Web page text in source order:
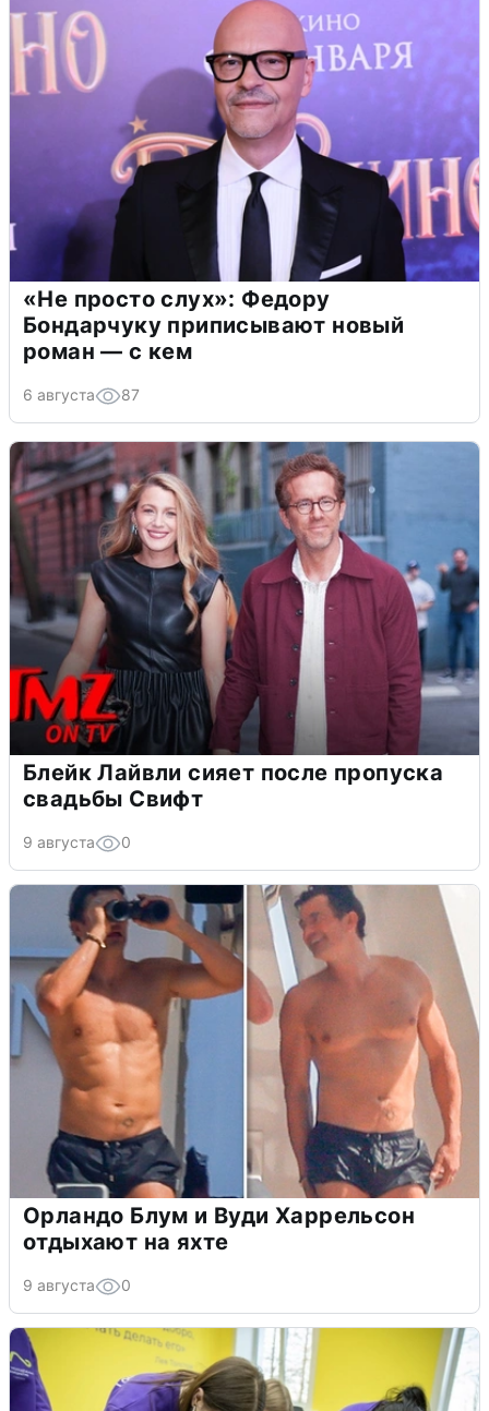
«Не просто слух»: Федору
Бондарчуку приписывают новый
роман — с кем
6 августа 87
Блейк Лайвли сияет после пропуска
свадьбы Свифт
9 августа 0
Орландо Блум и Вуди Харрельсон
отдыхают на яхте
9 августа 0